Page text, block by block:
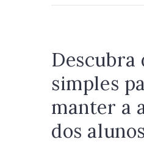
Descubra
simples
manter a
dos alunos